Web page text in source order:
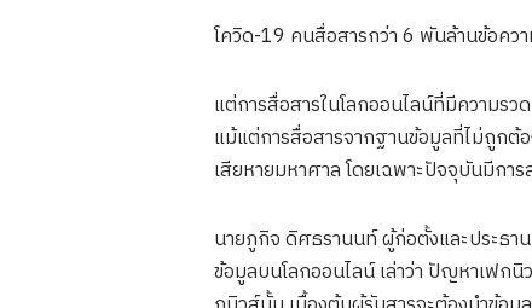
โควิด-19 คนสื่อสารกว่า 6 พันล้านข้อคว
แต่การสื่อสารในโลกออนไลน์ที่มีความร
แม้แต่การสื่อสารจากฐานข้อมูลที่ไม่ถูกต้
เสียหายมหาศาล โดยเฉพาะปัจจุบันมีกา
นายภูกิจ ดิศธรานนท์ ผู้ก่อตั้งและประธา
ข้อมูลบนโลกออนไลน์ เล่าว่า ปัญหาเฟก